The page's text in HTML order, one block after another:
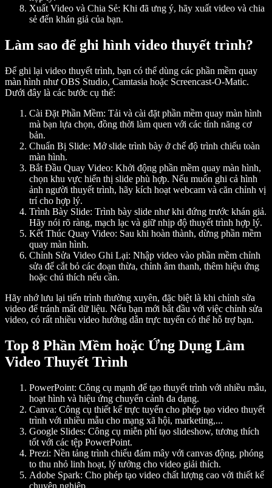
Xuất Video và Chia Sẻ: Khi đã ưng ý, hãy xuất video và chia
sẻ đến khán giả của bạn.
Làm sao để ghi hình video thuyết trình?
Để ghi lại video thuyết trình, bạn có thể dùng các phần mềm quay
màn hình như OBS Studio, Camtasia hoặc Screencast-O-Matic.
Dưới đây là các bước cụ thể:
Cài Đặt Phần Mềm: Tải và cài đặt phần mềm quay màn hình
mà bạn lựa chọn, đồng thời làm quen với các tính năng cơ
bản.
Chuẩn Bị Slide: Mở slide trình bày ở chế độ trình chiếu toàn
màn hình.
Bắt Đầu Quay Video: Khởi động phần mềm quay màn hình,
chọn khu vực hiển thị slide phù hợp. Nếu muốn ghi cả hình
ảnh người thuyết trình, hãy kích hoạt webcam và căn chỉnh vị
trí cho hợp lý.
Trình Bày Slide: Trình bày slide như khi đứng trước khán giả.
Hãy nói rõ ràng, mạch lạc và giữ nhịp độ thuyết trình hợp lý.
Kết Thúc Quay Video: Sau khi hoàn thành, dừng phần mềm
quay màn hình.
Chỉnh Sửa Video Ghi Lại: Nhập video vào phần mềm chỉnh
sửa để cắt bỏ các đoạn thừa, chỉnh âm thanh, thêm hiệu ứng
hoặc chú thích nếu cần.
Hãy nhớ lưu lại tiến trình thường xuyên, đặc biệt là khi chỉnh sửa
video để tránh mất dữ liệu. Nếu bạn mới bắt đầu với việc chỉnh sửa
video, có rất nhiều video hướng dẫn trực tuyến có thể hỗ trợ bạn.
Top 8 Phần Mềm hoặc Ứng Dụng Làm
Video Thuyết Trình
PowerPoint: Công cụ mạnh để tạo thuyết trình với nhiều mẫu,
hoạt hình và hiệu ứng chuyển cảnh đa dạng.
Canva: Công cụ thiết kế trực tuyến cho phép tạo video thuyết
trình với nhiều mẫu cho mạng xã hội, marketing,...
Google Slides: Công cụ miễn phí tạo slideshow, tương thích
tốt với các tệp PowerPoint.
Prezi: Nền tảng trình chiếu đám mây với canvas động, phóng
to thu nhỏ linh hoạt, lý tưởng cho video giải thích.
Adobe Spark: Cho phép tạo video chất lượng cao với thiết kế
chuyên nghiệp.